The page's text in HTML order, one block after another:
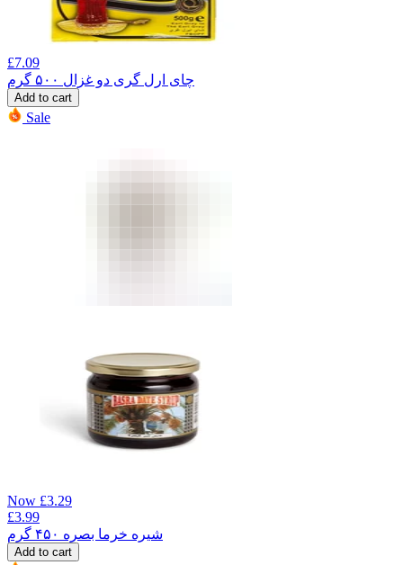
£7.09
چای ارل گری دو غزال ۵۰۰ گرم
Add to cart
Sale
Now £3.29
£3.99
شیره خرما بصره ۴۵۰ گرم
Add to cart